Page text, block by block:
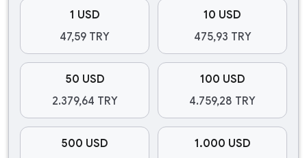
1 USD
47,59 TRY
10 USD
475,93 TRY
50 USD
2.379,64 TRY
100 USD
4.759,28 TRY
500 USD
1.000 USD